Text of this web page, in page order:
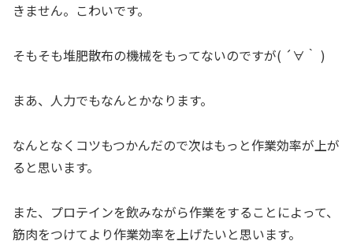
きません。こわいです。
そもそも堆肥散布の機械をもってないのですが( ´∀｀ )
まあ、人力でもなんとかなります。
なんとなくコツもつかんだので次はもっと作業効率が上が
ると思います。
また、プロテインを飲みながら作業をすることによって、
筋肉をつけてより作業効率を上げたいと思います。